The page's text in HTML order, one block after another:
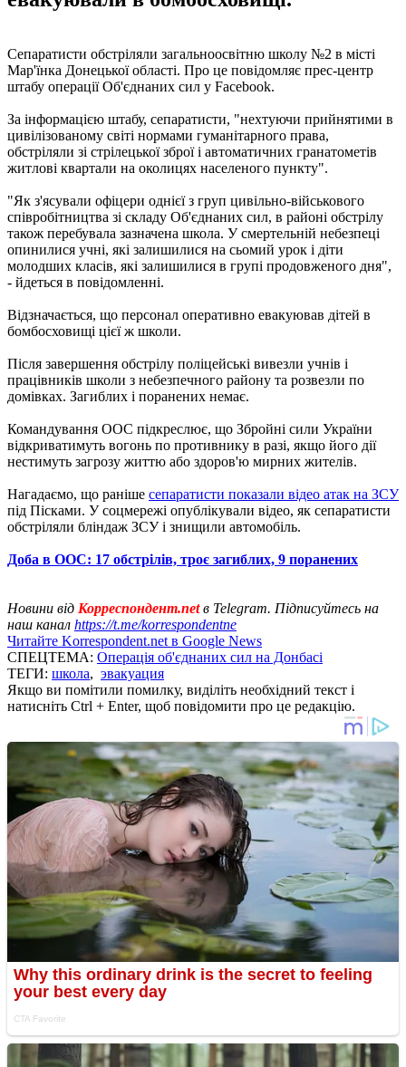
Сепаратисти обстріляли загальноосвітню школу №2 в місті
Мар'їнка Донецької області. Про це повідомляє прес-центр
штабу операції Об'єднаних сил у Facebook.
За інформацією штабу, сепаратисти, "нехтуючи прийнятими в
цивілізованому світі нормами гуманітарного права,
обстріляли зі стрілецької зброї і автоматичних гранатометів
житлові квартали на околицях населеного пункту".
"Як з'ясували офіцери однієї з груп цивільно-військового
співробітництва зі складу Об'єднаних сил, в районі обстрілу
також перебувала зазначена школа. У смертельній небезпеці
опинилися учні, які залишилися на сьомий урок і діти
молодших класів, які залишилися в групі продовженого дня",
- йдеться в повідомленні.
Відзначається, що персонал оперативно евакуював дітей в
бомбосховищі цієї ж школи.
Після завершення обстрілу поліцейські вивезли учнів і
працівників школи з небезпечного району та розвезли по
домівках. Загиблих і поранених немає.
Командування ООС підкреслює, що Збройні сили України
відкриватимуть вогонь по противнику в разі, якщо його дії
нестимуть загрозу життю або здоров'ю мирних жителів.
Нагадаємо, що раніше сепаратисти показали відео атак на ЗСУ
під Пісками. У соцмережі опублікували відео, як сепаратисти
обстріляли бліндаж ЗСУ і знищили автомобіль.
Доба в ООС: 17 обстрілів, троє загиблих, 9 поранених
Новини від Корреспондент.netв Telegram. Підписуйтесь на
наш канал https://t.me/korrespondentne
Читайте Korrespondent.net в Google News
СПЕЦТЕМА: Операція об'єднаних сил на Донбасі
ТЕГИ: школа, эвакуация
Якщо ви помітили помилку, виділіть необхідний текст і
натисніть Ctrl + Enter, щоб повідомити про це редакцію.